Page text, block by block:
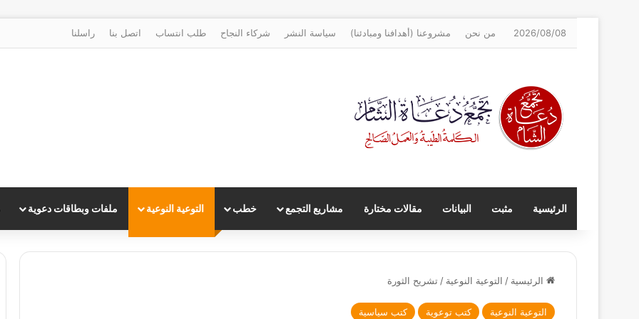
2026/08/08 من نحن مشروعنا (أهدافنا ومبادئنا) سياسة النشر شركاء النجاح طلب انتساب اتصل بنا راسلنا
الرئيسية مثبت البيانات مقالات مختارة مشاريع التجمع خطب التوعية النوعية ملفات وبطاقات دعوية
الرئيسية / التوعية النوعية / تشريح الثورة
التوعية النوعية كتب توعوية كتب سياسية